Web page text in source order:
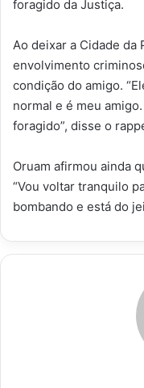
foragido da Justiça.
Ao deixar a Cidade da
envolvimento
condição do amigo.
normal e é meu
foragido”, disse o
Oruam afirmou ainda
“Vou voltar tranquilo
bombando e está do